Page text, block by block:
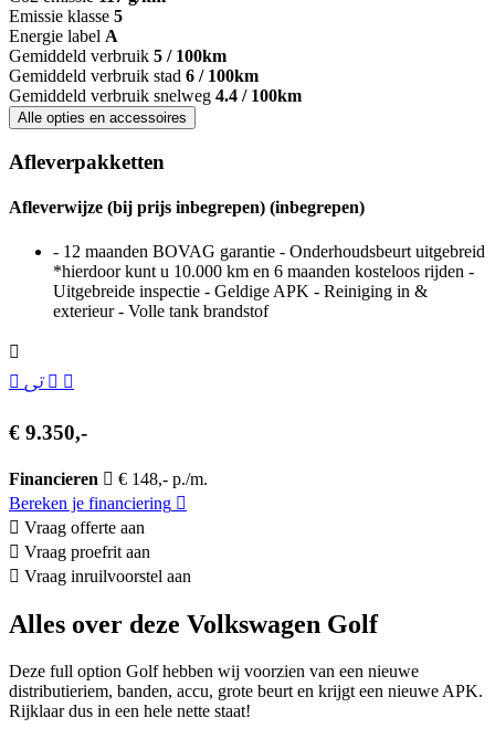
Emissie klasse 5
Energie label A
Gemiddeld verbruik 5 / 100km
Gemiddeld verbruik stad 6 / 100km
Gemiddeld verbruik snelweg 4.4 / 100km
Alle opties en accessoires
Afleverpakketten
Afleverwijze (bij prijs inbegrepen) (inbegrepen)
- 12 maanden BOVAG garantie - Onderhoudsbeurt uitgebreid
*hierdoor kunt u 10.000 km en 6 maanden kosteloos rijden -
Uitgebreide inspectie - Geldige APK - Reiniging in &
exterieur - Volle tank brandstof
€ 9.350,-
Financieren
€ 148,- p./m.
Bereken je financiering
Vraag offerte aan
Vraag proefrit aan
Vraag inruilvoorstel aan
Alles over deze Volkswagen Golf
Deze full option Golf hebben wij voorzien van een nieuwe
distributieriem, banden, accu, grote beurt en krijgt een nieuwe APK.
Rijklaar dus in een hele nette staat!